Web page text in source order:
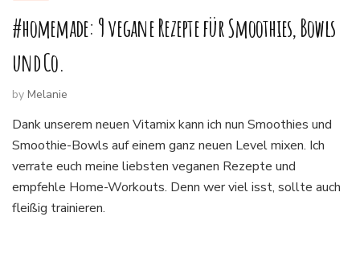
#homemade: 9 vegane Rezepte für Smoothies, Bowls
und Co.
by Melanie
Dank unserem neuen Vitamix kann ich nun Smoothies und
Smoothie-Bowls auf einem ganz neuen Level mixen. Ich
verrate euch meine liebsten veganen Rezepte und
empfehle Home-Workouts. Denn wer viel isst, sollte auch
fleißig trainieren.